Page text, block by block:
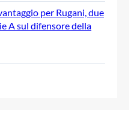
per Rugani, due
A sul difensore della